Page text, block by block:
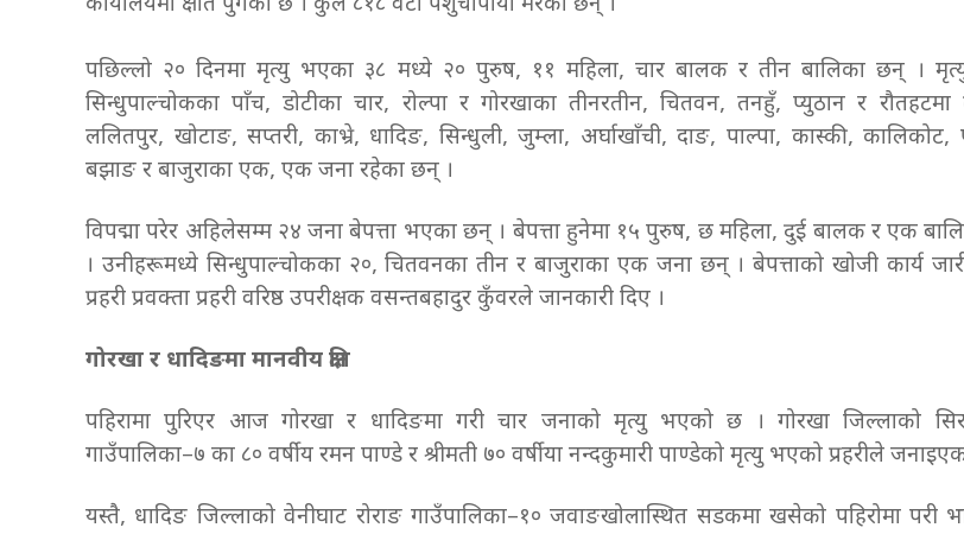
पछिल्लो २० दिनमा मृत्यु भएका ३८ मध्ये २० पुरुष, ११ महिला, चार बालक र तीन बालिका छन् ।
सिन्धुपाल्चोकका पाँच, डोटीका चार, रोल्पा र गोरखाका तीनरतीन, चितवन, तनहुँ, प्युठान र रौतहटमा
ललितपुर, खोटाङ, सप्तरी, काभ्रे, धादिङ, सिन्धुली, जुम्ला, अर्घाखाँची, दाङ, पाल्पा, कास्की, कालिकोट,
बझाङ र बाजुराका एक, एक जना रहेका छन् ।
विपद्मा परेर अहिलेसम्म २४ जना बेपत्ता भएका छन् । बेपत्ता हुनेमा १५ पुरुष, छ महिला, दुई बालक र एक
। उनीहरूमध्ये सिन्धुपाल्चोकका २०, चितवनका तीन र बाजुराका एक जना छन् । बेपत्ताको खोजी कार्य
प्रहरी प्रवक्ता प्रहरी वरिष्ठ उपरीक्षक वसन्तबहादुर कुँवरले जानकारी दिए ।
गोरखा र धादिङमा मानवीय क्षति
पहिरामा पुरिएर आज गोरखा र धादिङमा गरी चार जनाको मृत्यु भएको छ । गोरखा जिल्लाको
गाउँपालिका–७ का ८० वर्षीय रमन पाण्डे र श्रीमती ७० वर्षीया नन्दकुमारी पाण्डेको मृत्यु भएको प्रहरीले
यस्तै, धादिङ जिल्लाको वेनीघाट रोराङ गाउँपालिका–१० जवाङखोलास्थित सडकमा खसेको पहिरोमा परी